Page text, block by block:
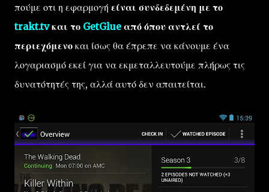
πούμε οτι η εφαρμογή είναι συνδεδεμένη με το
trakt.tvκαι το GetGlue από όπου αντλεί το
περιεχόμενο και ίσως θα έπρεπε να κάνουμε ένα
λογαριασμό εκεί για να εκμεταλλευτούμε πλήρως τις
δυνατότητές της, αλλά αυτό δεν απαιτείται.